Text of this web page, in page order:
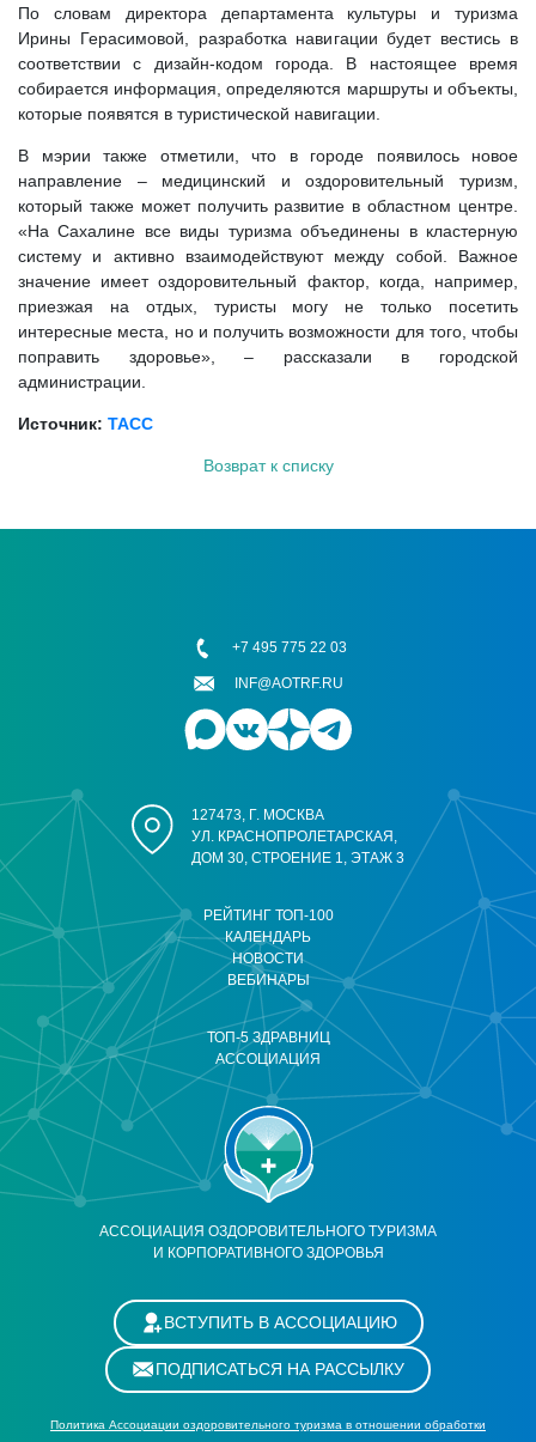
По словам директора департамента культуры и туризма
Ирины Герасимовой, разработка навигации будет вестись в
соответствии с дизайн-кодом города. В настоящее время
собирается информация, определяются маршруты и объекты,
которые появятся в туристической навигации.
В мэрии также отметили, что в городе появилось новое
направление – медицинский и оздоровительный туризм,
который также может получить развитие в областном центре.
«На Сахалине все виды туризма объединены в кластерную
систему и активно взаимодействуют между собой. Важное
значение имеет оздоровительный фактор, когда, например,
приезжая на отдых, туристы могу не только посетить
интересные места, но и получить возможности для того, чтобы
поправить здоровье», – рассказали в городской
администрации.
Источник: ТАСС
Возврат к списку
АССОЦИАЦИЯ ОЗДОРОВИТЕЛЬНОГО ТУРИЗМА
И КОРПОРАТИВНОГО ЗДОРОВЬЯ
РЕЙТИНГ ТОП-100
КАЛЕНДАРЬ
НОВОСТИ
ВЕБИНАРЫ
ТОП-5 ЗДРАВНИЦ
АССОЦИАЦИЯ
127473, Г. МОСКВА
УЛ. КРАСНОПРОЛЕТАРСКАЯ,
ДОМ 30, СТРОЕНИЕ 1, ЭТАЖ 3
+7 495 775 22 03
INF@AOTRF.RU
ВСТУПИТЬ В АССОЦИАЦИЮ
ПОДПИСАТЬСЯ НА РАССЫЛКУ
Политика Ассоциации оздоровительного туризма в отношении обработки